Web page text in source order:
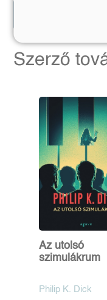
Szerző
Az utolsó
szimulákrum
Philip K. Dick